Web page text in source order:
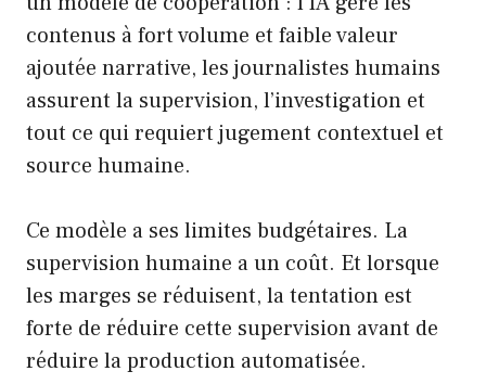
contenus à fort volume et faible valeur
ajoutée narrative, les journalistes humains
assurent la supervision, l’investigation et
tout ce qui requiert jugement contextuel et
source humaine.
Ce modèle a ses limites budgétaires. La
supervision humaine a un coût. Et lorsque
les marges se réduisent, la tentation est
forte de réduire cette supervision avant de
réduire la production automatisée.